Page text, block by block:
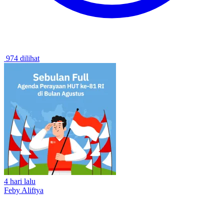
974 dilihat
4 hari lalu
Feby Aliftya